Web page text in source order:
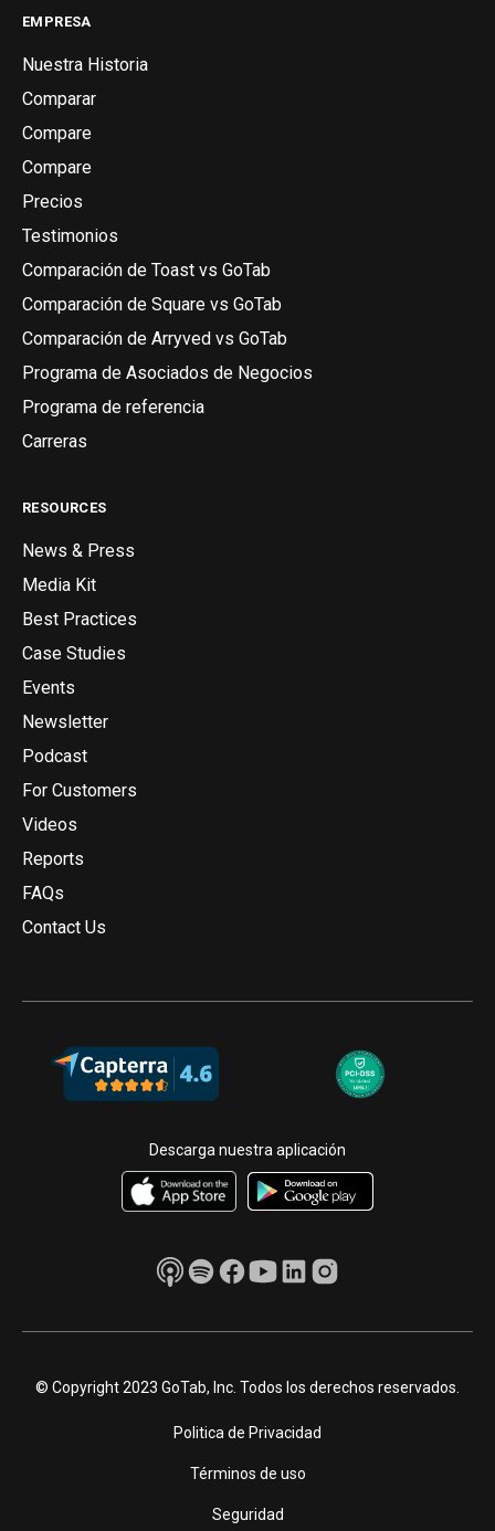
EMPRESA
Nuestra Historia
Comparar
Compare
Compare
Precios
Testimonios
Comparación de Toast vs GoTab
Comparación de Square vs GoTab
Comparación de Arryved vs GoTab
Programa de Asociados de Negocios
Programa de referencia
Carreras
RESOURCES
News & Press
Media Kit
Best Practices
Case Studies
Events
Newsletter
Podcast
For Customers
Videos
Reports
FAQs
Contact Us
Descarga nuestra aplicación
© Copyright 2023 GoTab, Inc. Todos los derechos reservados.
Politica de Privacidad
Términos de uso
Seguridad